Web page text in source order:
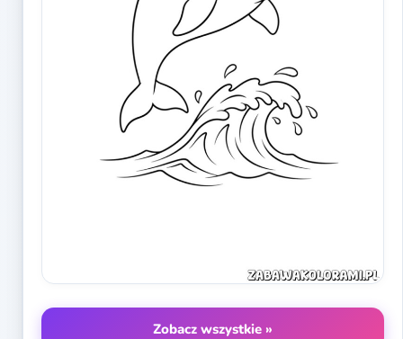
Zobacz wszystkie »